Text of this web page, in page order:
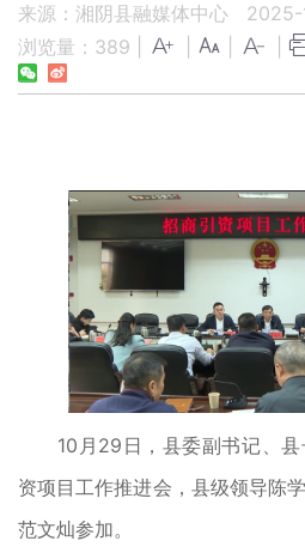
来源：湘阴县融媒体中心
2025-
浏览量： 389
10月29日，县委副书记、县
资项目工作推进会，县级领导陈
范文灿参加。